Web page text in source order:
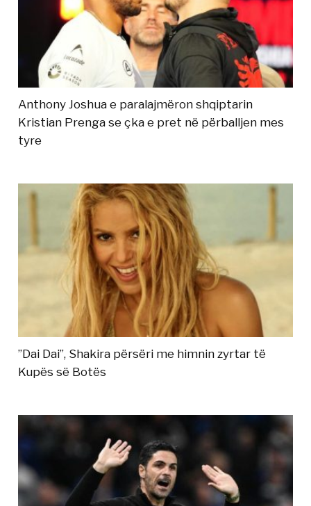
Anthony Joshua e paralajmëron shqiptarin
Kristian Prenga se çka e pret në përballjen mes
tyre
”Dai Dai”, Shakira përsëri me himnin zyrtar të
Kupës së Botës